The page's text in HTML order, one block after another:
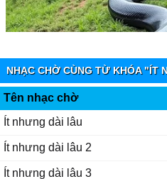
NHẠC CHỜ CÙNG TỪ KHÓA "ÍT
Tên nhạc chờ
Ít nhưng dài lâu
Ít nhưng dài lâu 2
Ít nhưng dài lâu 3